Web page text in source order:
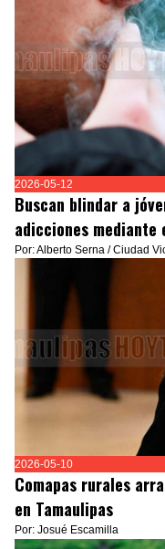
2026-05-12
Buscan blindar a
adicciones mediante
Por: Alberto Serna / Ciudad
2026-05-10
Comapas rurales
en Tamaulipas
Por: Josué Escamilla